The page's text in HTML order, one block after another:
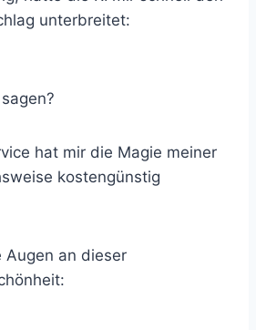
unterbreitet:
hat mir die Magie meiner
kostengünstig
Augen an dieser